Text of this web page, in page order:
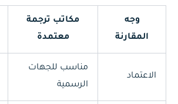
وجه
المقارنة
مكاتب ترجمة
معتمدة
الاعتماد
مناسب للجهات
الرسمية